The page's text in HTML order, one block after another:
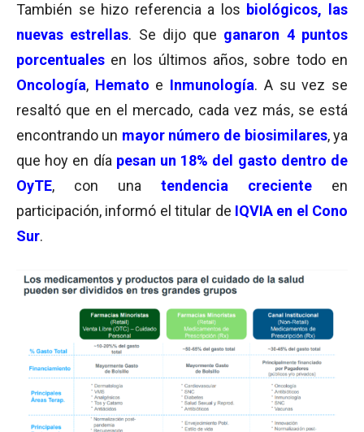
También se hizo referencia a los biológicos, las
nuevas estrellas. Se dijo que ganaron 4 puntos
porcentuales en los últimos años, sobre todo en
Oncología, Hemato e Inmunología. A su vez se
resaltó que en el mercado, cada vez más, se está
encontrando un mayor número de biosimilares, ya
que hoy en día pesan un 18% del gasto dentro de
OyTE, con una tendencia creciente en
participación, informó el titular de IQVIA en el Cono
Sur.